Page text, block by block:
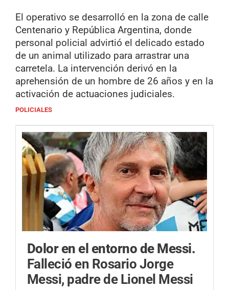
El operativo se desarrolló en la zona de calle
Centenario y República Argentina, donde
personal policial advirtió el delicado estado
de un animal utilizado para arrastrar una
carretela. La intervención derivó en la
aprehensión de un hombre de 26 años y en la
activación de actuaciones judiciales.
POLICIALES
Dolor en el entorno de Messi.
Falleció en Rosario Jorge
Messi, padre de Lionel Messi